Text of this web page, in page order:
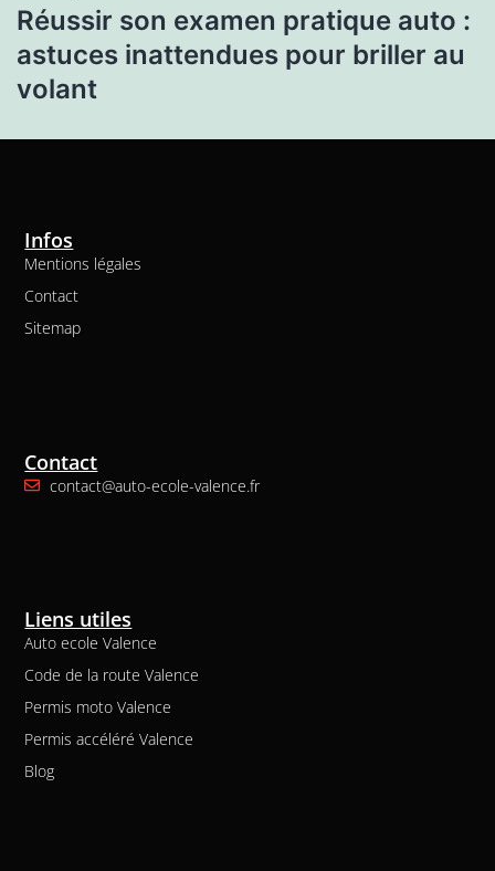
Réussir son examen pratique auto :
astuces inattendues pour briller au
volant
Infos
Mentions légales
Contact
Sitemap
Liens utiles
Auto ecole Valence
Code de la route Valence
Permis moto Valence
Permis accéléré Valence
Blog
Contact
contact@auto-ecole-valence.fr